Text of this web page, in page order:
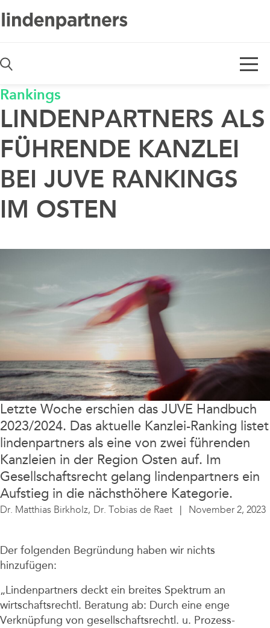
De
Rankings
LINDENPARTNERS ALS
FÜHRENDE KANZLEI
BEI JUVE RANKINGS
IM OSTEN
Letzte Woche erschien das JUVE Handbuch
2023/2024. Das aktuelle Kanzlei-Ranking listet
lindenpartners als eine von zwei führenden
Kanzleien in der Region Osten auf. Im
Gesellschaftsrecht gelang lindenpartners ein
Aufstieg in die nächsthöhere Kategorie.
Dr. Matthias Birkholz, Dr. Tobias de Raet November 2, 2023
Der folgenden Begründung haben wir nichts
hinzufügen:
„Lindenpartners deckt ein breites Spektrum an
wirtschaftsrechtl. Beratung ab: Durch eine enge
Verknüpfung von gesellschaftsrechtl. u. Prozess-